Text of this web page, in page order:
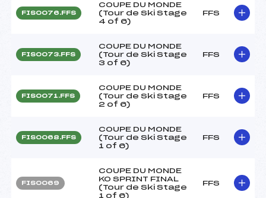
FIS0076.FFS
COUPE DU MONDE
(Tour de Ski Stage
4 of 6)
FFS
FIS0073.FFS
COUPE DU MONDE
(Tour de Ski Stage
3 of 6)
FFS
FIS0071.FFS
COUPE DU MONDE
(Tour de Ski Stage
2 of 6)
FFS
FIS0068.FFS
COUPE DU MONDE
(Tour de Ski Stage
1 of 6)
FFS
FIS0069
COUPE DU MONDE
KO SPRINT FINAL
(Tour de Ski Stage
1 of 6)
FFS